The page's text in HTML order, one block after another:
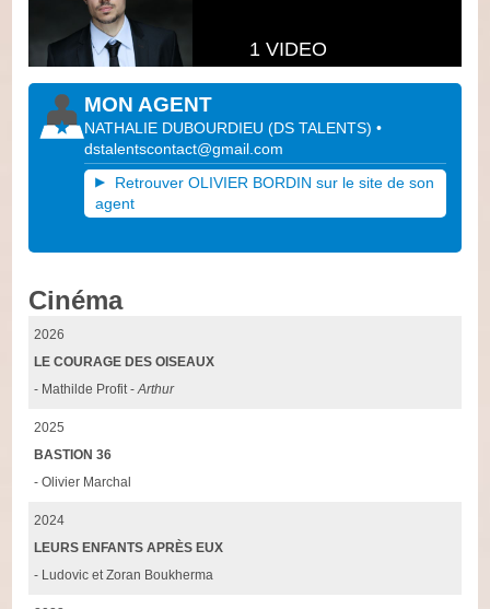
1 VIDEO
MON AGENT
NATHALIE DUBOURDIEU (DS TALENTS)•
dstalentscontact@gmail.com
Retrouver OLIVIER BORDIN sur le site de son
agent
Cinéma
2026
LE COURAGE DES OISEAUX
- Mathilde Profit -Arthur
2025
BASTION 36
- Olivier Marchal
2024
LEURS ENFANTS APRÈS EUX
- Ludovic et Zoran Boukherma